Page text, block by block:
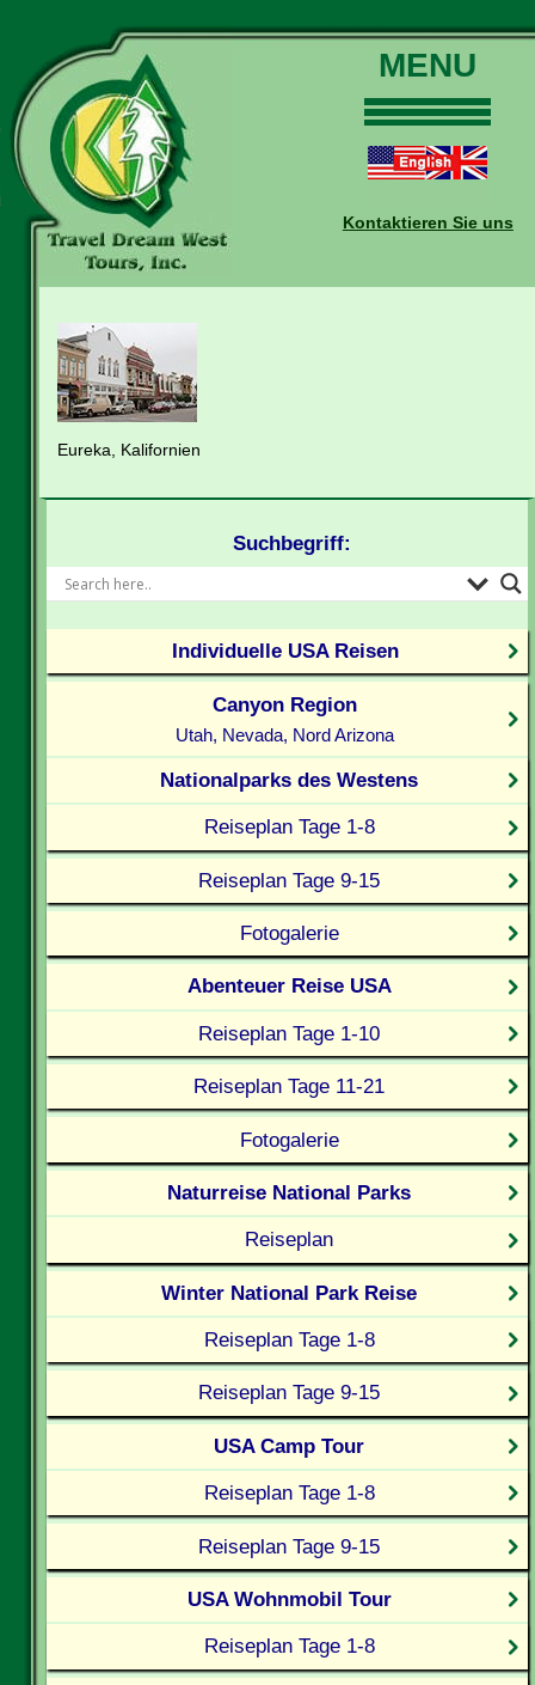
MENU
Touren
Daten und Preise
Buchungen
Kontaktieren Sie uns
Eureka, Kalifornien
Suchbegriff:
Individuelle USA Reisen
Canyon Region
Utah, Nevada, Nord Arizona
Nationalparks des Westens
Reiseplan Tage 1-8
Reiseplan Tage 9-15
Fotogalerie
Abenteuer Reise USA
Reiseplan Tage 1-10
Reiseplan Tage 11-21
Fotogalerie
Naturreise National Parks
Reiseplan
Winter National Park Reise
Reiseplan Tage 1-8
Reiseplan Tage 9-15
USA Camp Tour
Reiseplan Tage 1-8
Reiseplan Tage 9-15
USA Wohnmobil Tour
Reiseplan Tage 1-8